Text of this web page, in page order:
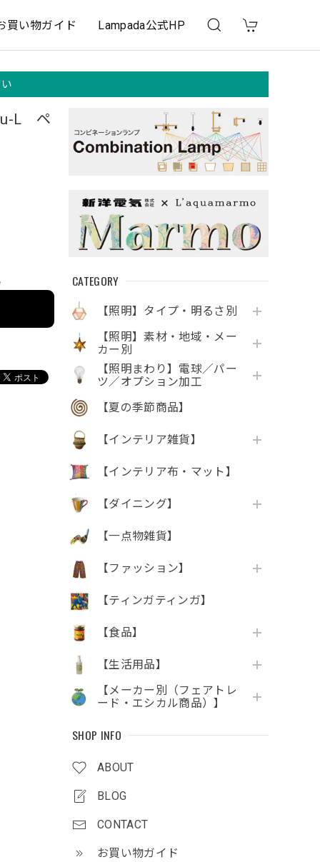
買い物ガイド Lampada公式HP
CATEGORY
【照明】タイプ・明るさ別
【照明】素材・地域・メー
カー別
【照明まわり】電球／パー
ツ／オプション加工
【夏の季節商品】
【インテリア雑貨】
【インテリア布・マット】
【ダイニング】
【一点物雑貨】
【ファッション】
【ティンガティンガ】
【食品】
【生活用品】
【メーカー別（フェアトレ
ード・エシカル商品）】
SHOP INFO
ABOUT
BLOG
CONTACT
お買い物ガイド
L ペ